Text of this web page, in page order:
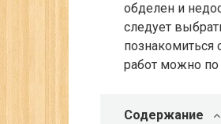
обделен и
следует
познакомиться
работ можно по
Содержание